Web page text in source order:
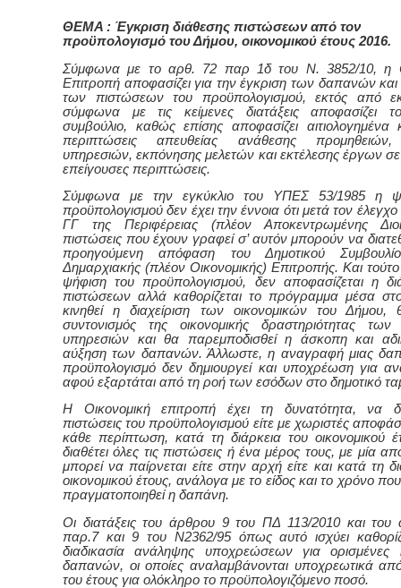
ΘΕΜΑ : Έγκριση διάθεσης πιστώσεων από τον
προϋπολογισμό του Δήμου, οικονομικού έτους 2016.
Σύμφωνα με το αρθ. 72 παρ 1δ του Ν. 3852/10, η
Επιτροπή αποφασίζει για την έγκριση των δαπανών και
των πιστώσεων του προϋπολογισμού, εκτός από
σύμφωνα με τις κείμενες διατάξεις αποφασίζει
συμβούλιο, καθώς επίσης αποφασίζει αιτιολογημένα
περιπτώσεις απευθείας ανάθεσης
υπηρεσιών, εκπόνησης μελετών και εκτέλεσης έργων σε
επείγουσες περιπτώσεις.
Σύμφωνα με την εγκύκλιο του ΥΠΕΣ 53/1985 η
προϋπολογισμού δεν έχει την έννοια ότι μετά τον
ΓΓ της Περιφέρειας (πλέον Αποκεντρωμένης
πιστώσεις που έχουν γραφεί σ’ αυτόν μπορούν να
προηγούμενη απόφαση του Δημοτικού
Δημαρχιακής (πλέον Οικονομικής) Επιτροπής. Και τούτο
ψήφιση του προϋπολογισμού, δεν αποφασίζεται η
πιστώσεων αλλά καθορίζεται το πρόγραμμα μέσα
κινηθεί η διαχείριση των οικονομικών του Δήμου,
συντονισμός της οικονομικής δραστηριότητας των
υπηρεσιών και θα παρεμποδισθεί η άσκοπη και
αύξηση των δαπανών. Άλλωστε, η αναγραφή μιας
προϋπολογισμό δεν δημιουργεί και υποχρέωση για
αφού εξαρτάται από τη ροή των εσόδων στο δημοτικό
Η Οικονομική επιτροπή έχει τη δυνατότητα, να
πιστώσεις του προϋπολογισμού είτε με χωριστές
κάθε περίπτωση, κατά τη διάρκεια του οικονομικού
διαθέτει όλες τις πιστώσεις ή ένα μέρος τους, με μία
μπορεί να παίρνεται είτε στην αρχή είτε και κατά τη
οικονομικού έτους, ανάλογα με το είδος και το χρόνο
πραγματοποιηθεί η δαπάνη.
Οι διατάξεις του άρθρου 9 του ΠΔ 113/2010 και του
παρ.7 και 9 του Ν2362/95 όπως αυτό ισχύει
διαδικασία ανάληψης υποχρεώσεων για ορισμένες
δαπανών, οι οποίες αναλαμβάνονται υποχρεωτικά
του έτους για ολόκληρο το προϋπολογιζόμενο ποσό.